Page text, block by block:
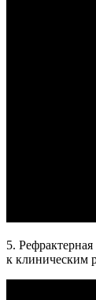
5.
к клиническим